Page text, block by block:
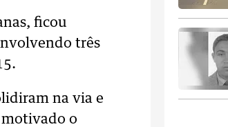
ficou
três
na via e
motivado o